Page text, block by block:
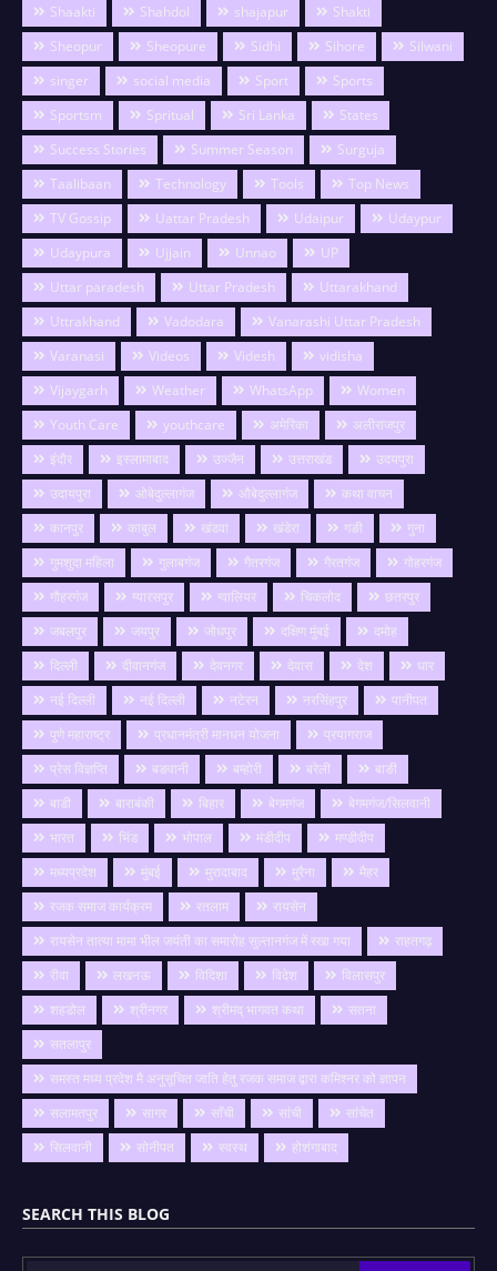
Shaakti
Shahdol shajapur
Shakti
Sheopur
Sheopure Sidhi Sihore
Silwani
singer
social media Sport
Sports
Sportsm
Spritual Sri Lanka
States
Success Stories
Summer Season
Surguja
Taalibaan
Technology Tools
Top News
TV Gossip
Uattar Pradesh Udaipur
Udaypur
Udaypura
Ujjain Unnao
UP
Uttar paradesh
Uttar Pradesh
Uttarakhand
Uttrakhand
Vadodara
Vanarashi Uttar Pradesh
Varanasi
Videos Videsh
vidisha
Vijaygarh
Weather WhatsApp
Women
Youth Care
youthcare अमेरिका
अलीराजपुर
इंदौर
इस्लामाबाद उज्जैन उत्तराखंड
उदयपुरा
उदायपुरा
ओबेदुल्लागंज औबेदुल्लागंज
कथा वाचन
कानपुर
काबुल खंडवा खंडेरा गङी
गुना
गुमशुदा महिला
गुलाबगंज गैतरगंज गैरतगंज
गोहरगंज
गौहरगंज
ग्यारसपुर ग्वालियर चिकलोद
छतरपुर
जबलपुर
जयपुर जोधपुर दक्षिण मुंबई
दमोह
दिल्ली
दीवानगंज देवनगर देवास देश
धार
नई दिल्ली
नई दिल्ली नटेरन नरसिंहपुर
पानीपत
पुणे महाराष्ट्र
प्रधानमंत्री मानधन योजना
प्रयागराज
प्रेस विज्ञप्ति
बङवानी बम्होरी बरेली
बाङी
बाडी
बाराबंकी बिहार बेगमगंज
बेगमगंज/सिलवानी
भारत
भिंड भोपाल मंडीदीप
मण्डीदीप
मध्यप्रदेश
मुंबई मुरादाबाद मुरैना
मैहर
रजक समाज कार्यक्रम
रतलाम
रायसेन
रायसेन तात्या मामा भील जयंती का समारोह सुल्तानगंज में रखा गया
राहतगढ़
रीवा
लखनऊ विदिशा विदेश
विलासपुर
शहडोल
श्रीनगर श्रीमद् भागवत कथा
सतना
सतलापुर
समस्त मध्य प्रदेश मै अनुसूचित जाति हेतु रजक समाज द्वारा कमिश्नर को ज्ञापन
सलामतपुर
सागर साँची सांची
सांचेत
सिलवानी
सोनीपत स्वस्थ होशंगाबाद
SEARCH THIS BLOG